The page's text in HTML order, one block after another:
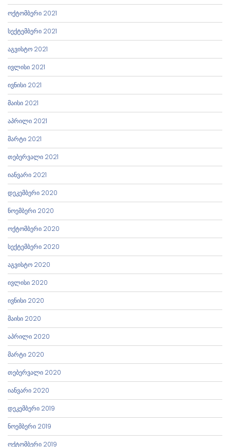
ოქტომბერი 2021
სექტემბერი 2021
აგვისტო 2021
ივლისი 2021
ივნისი 2021
მაისი 2021
აპრილი 2021
მარტი 2021
თებერვალი 2021
იანვარი 2021
დეკემბერი 2020
ნოემბერი 2020
ოქტომბერი 2020
სექტემბერი 2020
აგვისტო 2020
ივლისი 2020
ივნისი 2020
მაისი 2020
აპრილი 2020
მარტი 2020
თებერვალი 2020
იანვარი 2020
დეკემბერი 2019
ნოემბერი 2019
ოქტომბერი 2019